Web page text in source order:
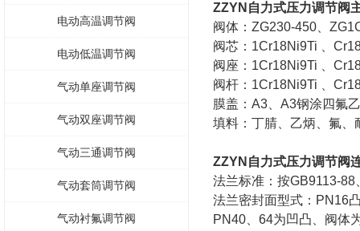
电动高温调节阀
电动低温调节阀
气动单座调节阀
气动双座调节阀
气动三通调节阀
气动套筒调节阀
气动衬氟调节阀
ZZYN自力式压力调节阀
阀体：ZG230-450、
阀芯：1Cr18Ni9Ti 、
阀座：1Cr18Ni9Ti 、
阀杆：1Cr18Ni9Ti 、
膜盖：A3、A3钢涂四氟
填料：丁腈、乙炳、氟、
ZZYN自力式压力调节阀
法兰标准：按GB9113-88
法兰密封面型式：PN16
PN40、64为凹凸、阀体